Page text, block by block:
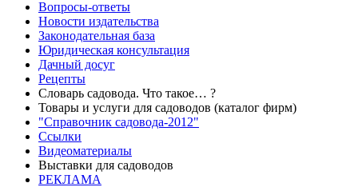
Вопросы-ответы
Новости издательства
Законодательная база
Юридическая консультация
Дачный досуг
Рецепты
Словарь садовода. Что такое… ?
Товары и услуги для садоводов (каталог фирм)
"Справочник садовода-2012"
Ссылки
Видеоматериалы
Выставки для садоводов
РЕКЛАМА